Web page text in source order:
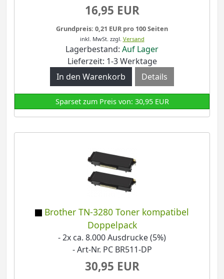
16,95 EUR
Grundpreis: 0,21 EUR pro 100 Seiten
inkl. MwSt. zzgl. Versand
Lagerbestand: Auf Lager
Lieferzeit: 1-3 Werktage
Details
Sparset zum Preis von: 30,95 EUR
Brother TN-3280 Toner kompatibel
Doppelpack
- 2x ca. 8.000 Ausdrucke (5%)
- Art-Nr. PC BR511-DP
30,95 EUR